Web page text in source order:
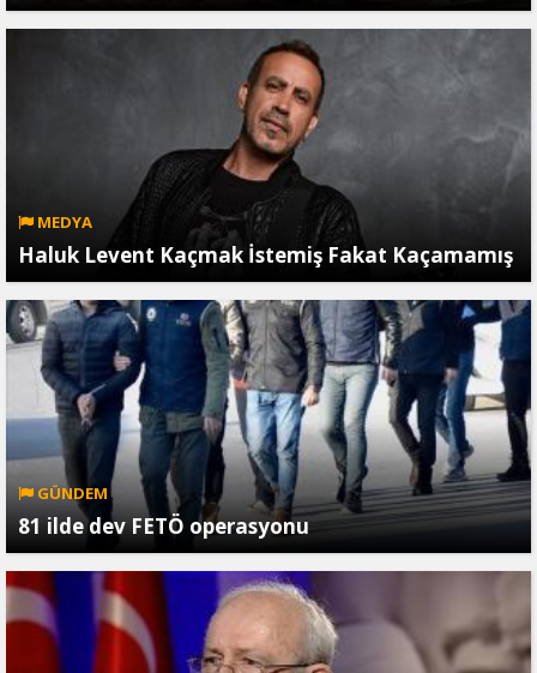
MEDYA
Haluk Levent Kaçmak İstemiş Fakat Kaçamamış
GÜNDEM
81 ilde dev FETÖ operasyonu